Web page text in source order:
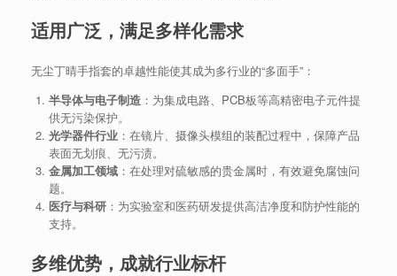
适用广泛，满足多样化需求
无尘丁晴手指套的卓越性能使其成为多行业的“多面手”：
半导体与电子制造：为集成电路、PCB板等高精密电子元件提
供无污染保护。
光学器件行业：在镜片、摄像头模组的装配过程中，保障产品
表面无划痕、无污渍。
金属加工领域：在处理对硫敏感的贵金属时，有效避免腐蚀问
题。
医疗与科研：为实验室和医药研发提供高洁净度和防护性能的
支持。
多维优势，成就行业标杆